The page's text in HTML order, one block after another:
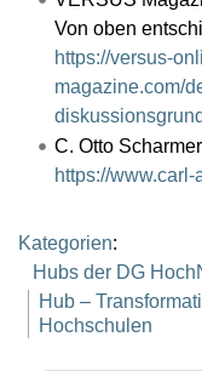
Von oben
https://versus-
magazine.com/
C. Otto
https://
Kategorien:
Hubs der DG
Hub –
Hochschulen